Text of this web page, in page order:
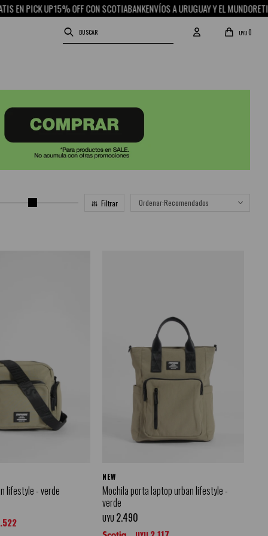
UP15% OFF CON SCOTIABANKENVÍOS A URUGUAY Y EL MUNDORETIRO
UYU0
Recomendados
lifestyle - verde
NEW
Mochila porta laptop urban lifestyle -
verde
UYU 2.490